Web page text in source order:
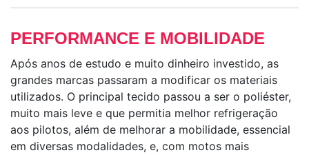
PERFORMANCE E MOBILIDADE
Após anos de estudo e muito dinheiro investido, as
grandes marcas passaram a modificar os materiais
utilizados. O principal tecido passou a ser o poliéster,
muito mais leve e que permitia melhor refrigeração
aos pilotos, além de melhorar a mobilidade, essencial
em diversas modalidades, e, com motos mais